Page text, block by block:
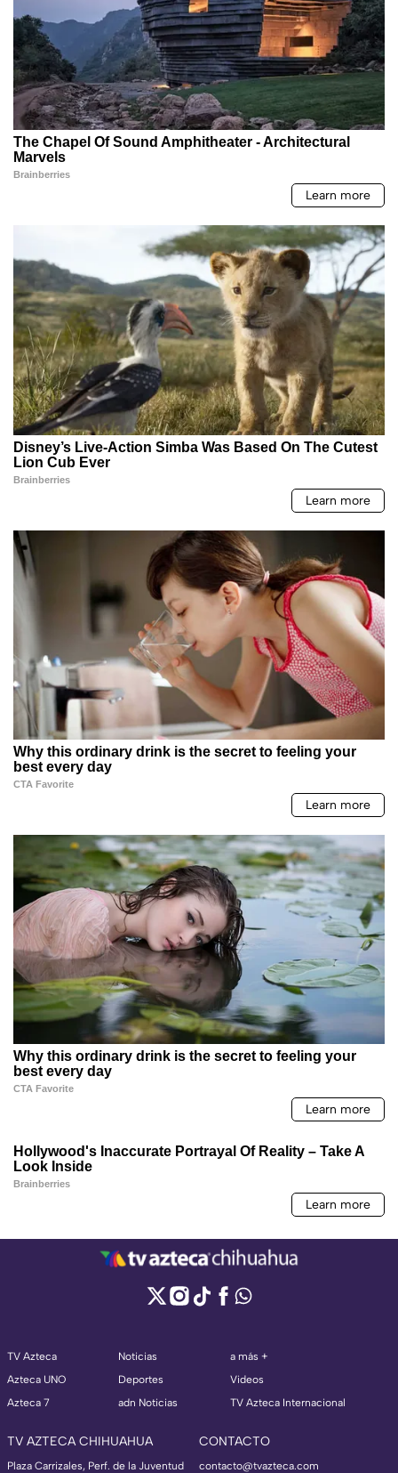
TV Azteca
Azteca UNO
Azteca 7
Noticias
Deportes
adn Noticias
a más +
Videos
TV Azteca Internacional
TV AZTECA CHIHUAHUA
Plaza Carrizales, Perf. de la Juventud
CONTACTO
contacto@tvazteca.com